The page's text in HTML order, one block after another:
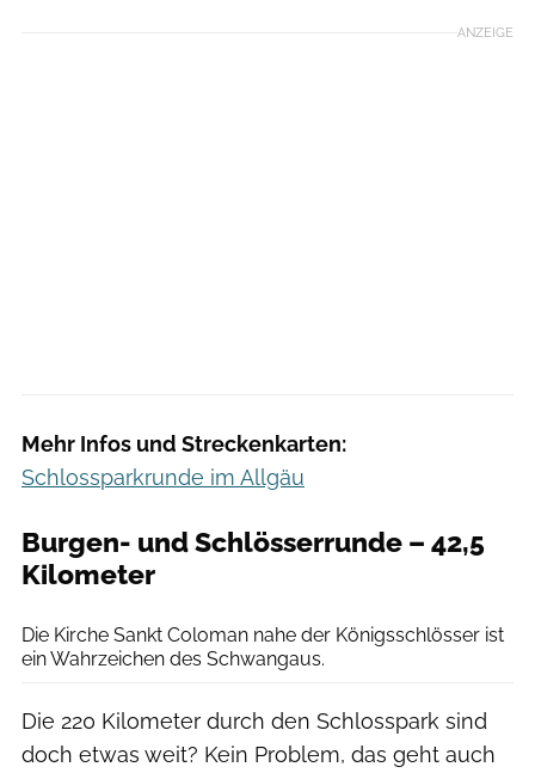
ANZEIGE
Mehr Infos und Streckenkarten:
Schlossparkrunde im Allgäu
Burgen- und Schlösserrunde – 42,5
Kilometer
Die Kirche Sankt Coloman nahe der Königsschlösser ist
ein Wahrzeichen des Schwangaus.
Die 220 Kilometer durch den Schlosspark sind
doch etwas weit? Kein Problem, das geht auch